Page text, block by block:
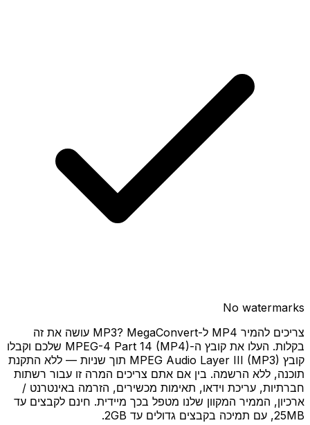
No watermarks
צריכים להמיר MP4 ל-MP3? MegaConvert עושה את זה
בקלות. העלו את קובץ ה-MPEG-4 Part 14 (MP4) שלכם וקבלו
קובץ MPEG Audio Layer III (MP3) תוך שניות — ללא התקנת
תוכנה, ללא הרשמה. בין אם אתם צריכים המרה זו עבור רשתות
חברתיות, עריכת וידאו, תאימות מכשירים, הזרמה באינטרנט /
ארכיון, הממיר המקוון שלנו מטפל בכך מיידית. חינם לקבצים עד
25MB, עם תמיכה בקבצים גדולים עד 2GB.